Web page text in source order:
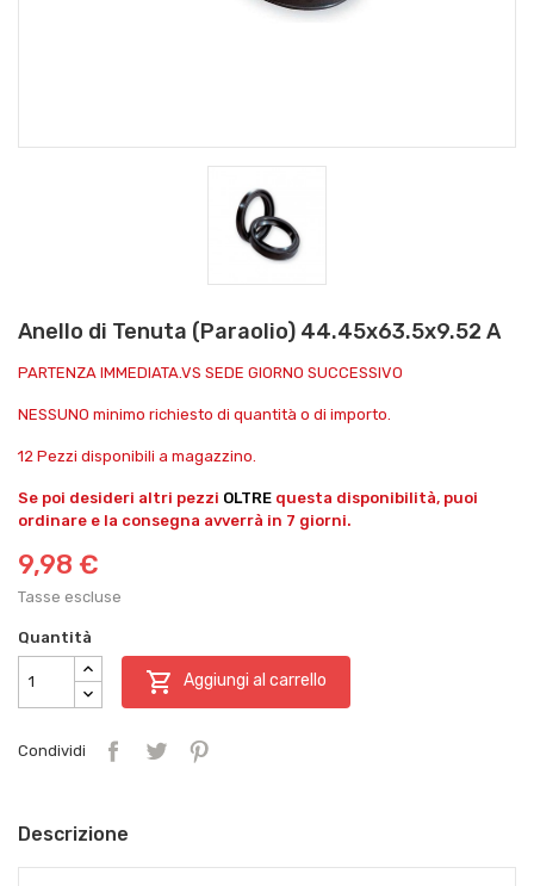
Anello di Tenuta (Paraolio) 44.45x63.5x9.52 A
PARTENZA IMMEDIATA.VS SEDE GIORNO SUCCESSIVO
NESSUNO minimo richiesto di quantità o di importo.
12 Pezzi disponibili a magazzino.
Se poi desideri altri pezzi OLTRE questa disponibilità, puoi
ordinare e la consegna avverrà in 7 giorni.
9,98 €
Tasse escluse
Quantità
 Aggiungi al carrello
Condividi
Descrizione